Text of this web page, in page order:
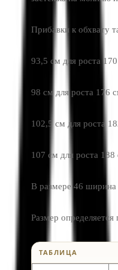
Прибавки к обхвату
93,5 см для роста
98 см для роста 176
102,5 см для роста
107 см для роста 188
В размере 46 ширина
Размер
ТАБЛИЦА